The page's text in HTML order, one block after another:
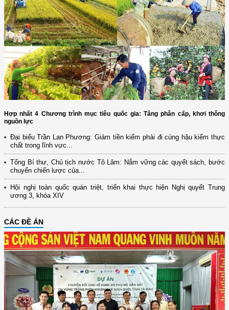
Hợp nhất 4 Chương trình mục tiêu quốc gia: Tăng phân cấp, khơi thông
nguồn lực
Đại biểu Trần Lan Phương: Giảm tiền kiểm phải đi cùng hậu kiểm thực
chất trong lĩnh vực...
Tổng Bí thư, Chủ tịch nước Tô Lâm: Nắm vững các quyết sách, bước
chuyển chiến lược của...
Hội nghị toàn quốc quán triệt, triển khai thực hiện Nghị quyết Trung
ương 3, khóa XIV
CÁC ĐỀ ÁN